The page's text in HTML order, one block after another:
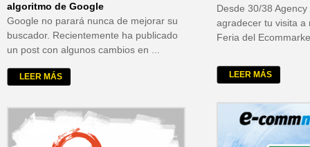
algoritmo de Google
Google no parará nunca de mejorar su
buscador. Recientemente ha publicado
un post con algunos cambios en ...
LEER MÁS
Desde 30/38
agradecer tu visita a
Feria del
LEER MÁS